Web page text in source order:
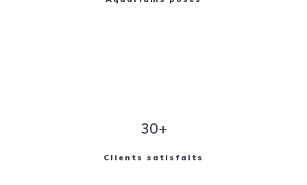
30+
Clients satisfaits